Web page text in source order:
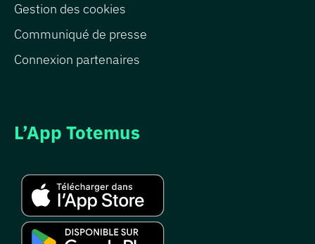
Gestion des cookies
Communiqué de presse
Connexion partenaires
L’App Totemus